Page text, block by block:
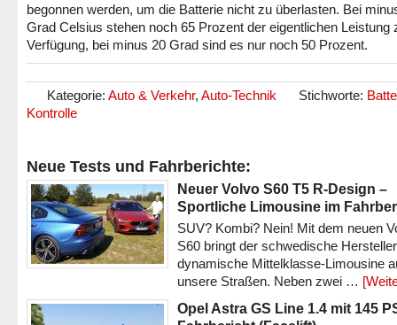
begonnen werden, um die Batterie nicht zu überlasten. Bei
Grad Celsius stehen noch 65 Prozent der eigentlichen Leistung
Verfügung, bei minus 20 Grad sind es nur noch 50 Prozent.
Kategorie: Auto & Verkehr, Auto-Technik Stichworte:
Kontrolle
Neue Tests und Fahrberichte:
Neuer Volvo S60 T5 R-Design –
Sportliche Limousine im
SUV? Kombi? Nein! Mit dem neuen
S60 bringt der schwedische
dynamische Mittelklasse-Limousine
unsere Straßen. Neben zwei …
Opel Astra GS Line 1.4 mit 145